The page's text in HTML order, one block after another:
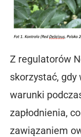
Z regulatorów
skorzystać,
warunki
zapłodnienia,
zawiązaniem